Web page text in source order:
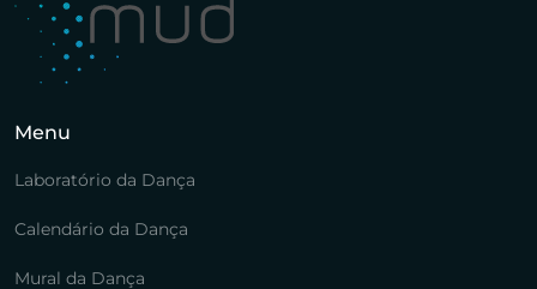
Menu
Laboratório da Dança
Calendário da Dança
Mural da Dança